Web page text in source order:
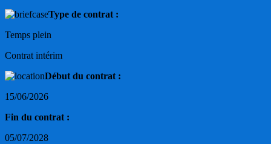
Type de contrat :
Temps plein
Contrat intérim
Début du contrat :
15/06/2026
Fin du contrat :
05/07/2028